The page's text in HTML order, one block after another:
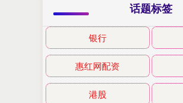
话题标签
银行
惠红网配资
港股